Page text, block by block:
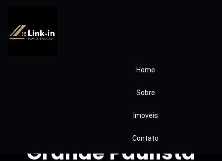
Home
Sobre
Imoveis
Contato
Casa Condomínio
Terras de Santa
Adélia – Vargem
Grande Paulista